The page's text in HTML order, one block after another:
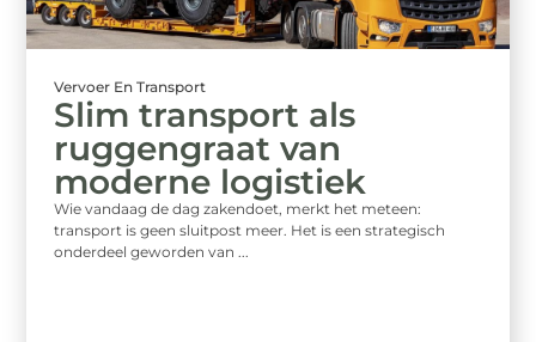
Vervoer En Transport
Slim transport als
ruggengraat van
moderne logistiek
Wie vandaag de dag zakendoet, merkt het meteen:
transport is geen sluitpost meer. Het is een strategisch
onderdeel geworden van ...